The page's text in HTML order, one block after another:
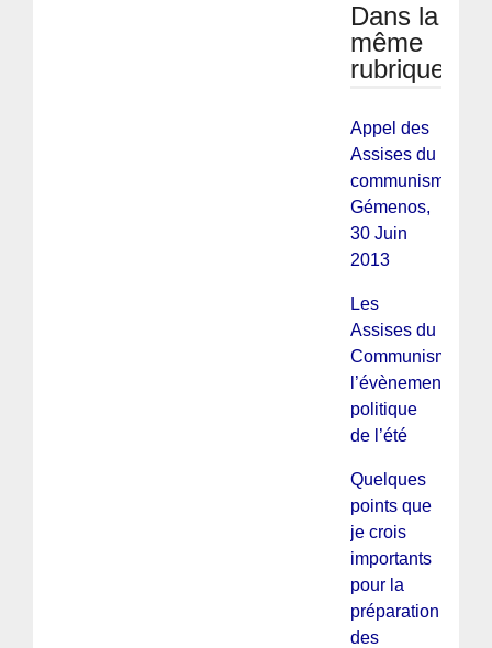
Dans la
même
rubrique
Appel des
Assises du
communisme,
Gémenos,
30 Juin
2013
Les
Assises du
Communisme :
l’évènement
politique
de l’été
Quelques
points que
je crois
importants
pour la
préparation
des